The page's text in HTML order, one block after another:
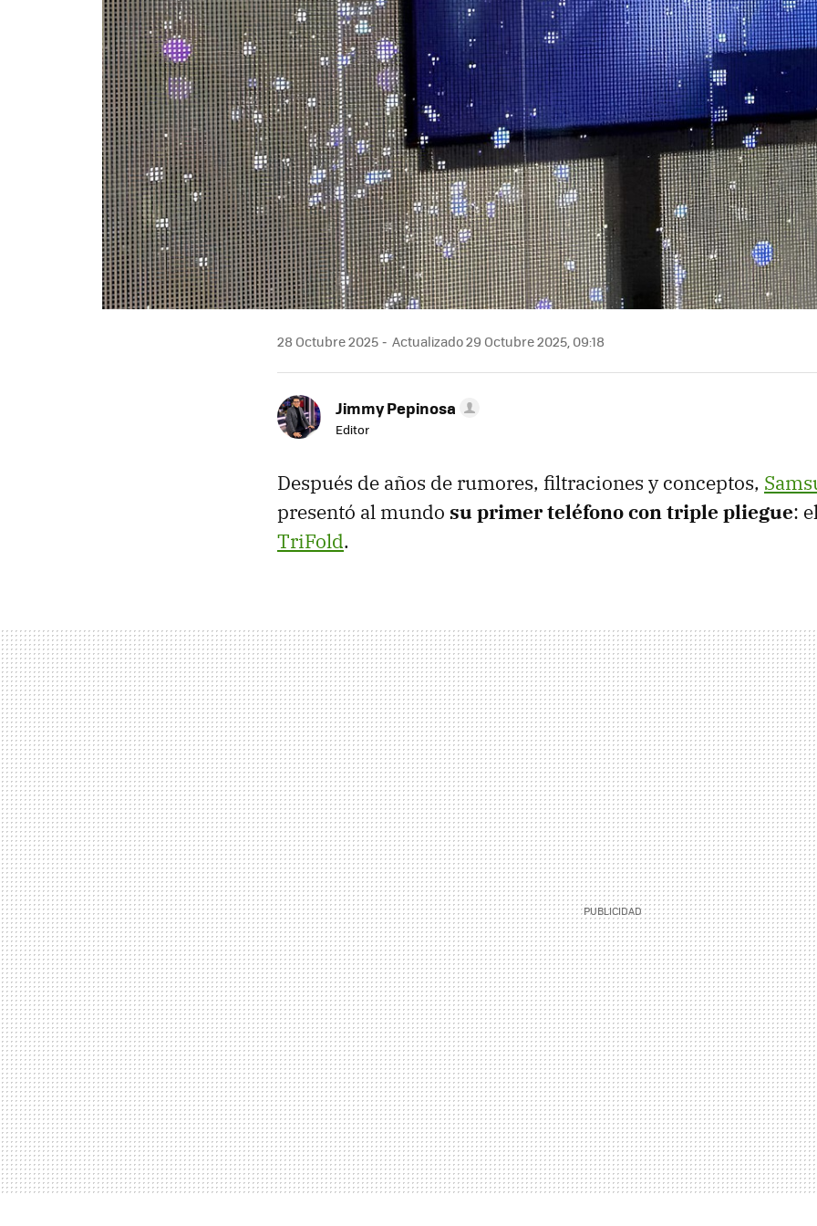
28 Octubre 2025 Actualizado 29 Octubre 2025, 09:18
Jimmy Pepinosa
Editor
Después de años de rumores, filtraciones y conceptos,
presentó al mundo su primer teléfono con triple pliegue:
TriFold.